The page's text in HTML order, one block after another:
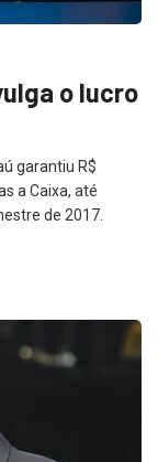
o lucro
garantiu R$
a Caixa, até
de 2017.